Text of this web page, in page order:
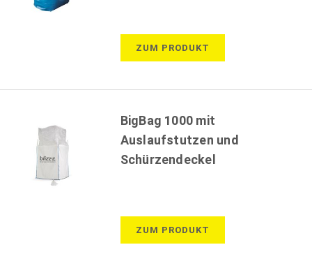
ZUM PRODUKT
BigBag 1000 mit
Auslaufstutzen und
Schürzendeckel
ZUM PRODUKT